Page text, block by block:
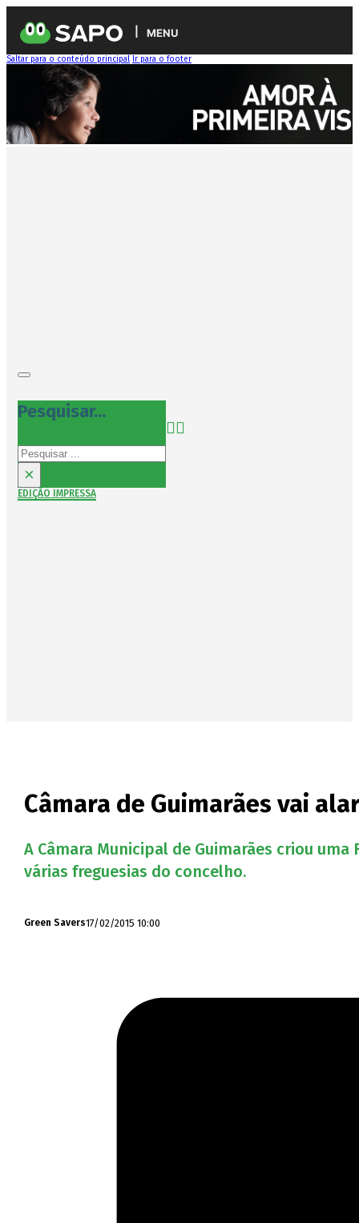
MENU
Saltar para o conteúdo principal Ir para o footer
Pesquisar...
Pesquisar
×
EDIÇÃO IMPRESSA
Câmara de Guimarães vai
A Câmara Municipal de Guimarães criou
várias freguesias do concelho.
Green Savers17/02/2015 10:00